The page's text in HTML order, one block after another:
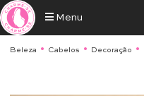
Menu
Beleza Cabelos Decoração